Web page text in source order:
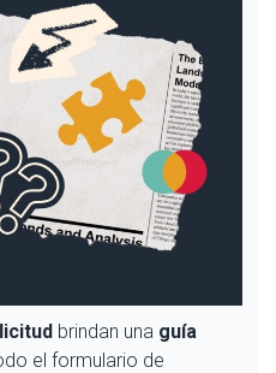
brindan una guía
el formulario de